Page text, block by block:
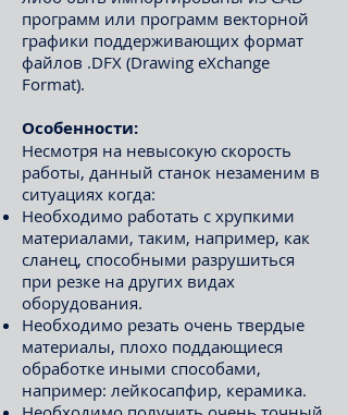
программ или программ векторной
графики поддерживающих формат
файлов .DFX (Drawing eXchange
Format).
Особенности:
Несмотря на невысокую скорость
работы, данный станок незаменим в
ситуациях когда:
Необходимо работать с хрупкими
материалами, таким, например, как
сланец, способными разрушиться
при резке на других видах
оборудования.
Необходимо резать очень твердые
материалы, плохо поддающиеся
обработке иными способами,
например: лейкосапфир, керамика.